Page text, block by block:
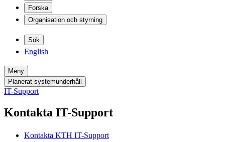
Forska
Organisation och styrning
Sök
English
Meny
Planerat systemunderhåll
IT-Support
Kontakta IT-Support
Kontakta KTH IT-Support